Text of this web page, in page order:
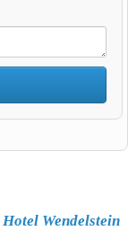
Hotel Wendelstein